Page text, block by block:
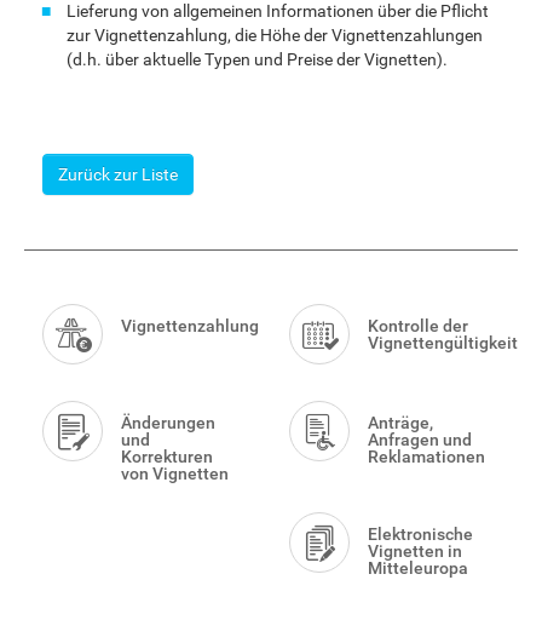
Lieferung von allgemeinen Informationen über die Pflicht
zur Vignettenzahlung, die Höhe der Vignettenzahlungen
(d.h. über aktuelle Typen und Preise der Vignetten).
Zurück zur Liste
Menu
Vignettenzahlung
Kontrolle der
Vignettengültigkeit
Änderungen
und
Korrekturen
von Vignetten
Anträge,
Anfragen und
Reklamationen
Elektronische
Vignetten in
Mitteleuropa